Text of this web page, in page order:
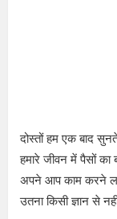
दोस्तों हम एक बाद
हमारे जीवन में पैसों का
अपने आप काम करने
उतना किसी ज्ञान से